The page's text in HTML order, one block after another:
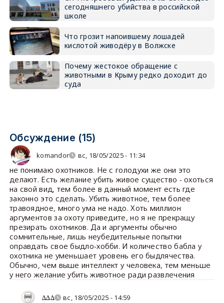
сегодняшнего убийства в российской
школе
Что грозит напоившему лошадей
кислотой живодёру в Волжске
Почему жестокое обращение с
животными в Крыму редко доходит до
суда
Обсуждение (15)
komandor вс, 18/05/2025 - 11:34
не понимаю охотников. Не с голодухи же они это
делают. Есть желание убить живое существо - охоться
на свой вид, тем более в данный момент есть где
законно это сделать. Убить животное, тем более
травоядное, много ума не надо. Хоть миллион
аргументов за охоту приведите, но я не прекращу
презирать охотников. Да и аргументы обычно
сомнительные, лишь неубедительные попытки
оправдать свое быдло-хобби. И количество бабла у
охотника не уменьшает уровень его быдлячества.
Обычно, чем выше интеллект у человека, тем меньше
у него желание убить животное ради развлечения
∆∆∆
вс, 18/05/2025 - 14:59